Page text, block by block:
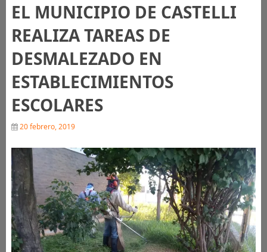
EL MUNICIPIO DE CASTELLI
REALIZA TAREAS DE
DESMALEZADO EN
ESTABLECIMIENTOS
ESCOLARES
20 febrero, 2019